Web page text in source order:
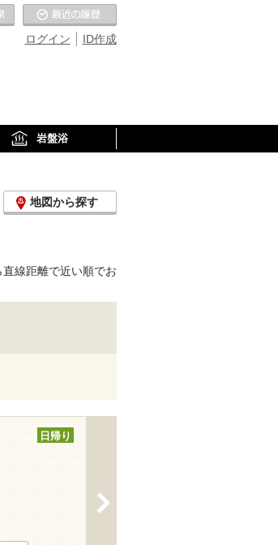
ID作成
ログイン
お気に入りの温泉
岩盤浴
地図から探す
線距離で近い順でお
日帰り